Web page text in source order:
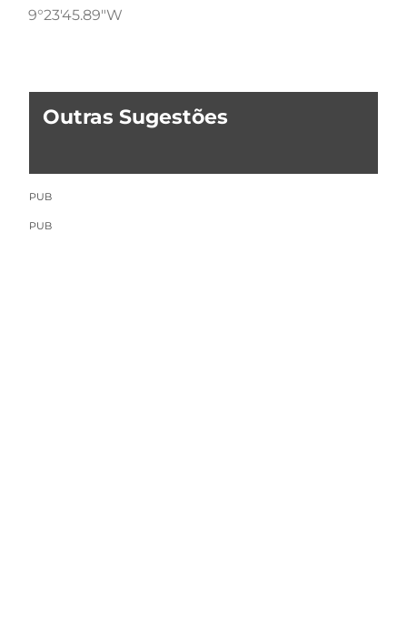
9°23'45.89"W
Outras Sugestões
PUB
PUB